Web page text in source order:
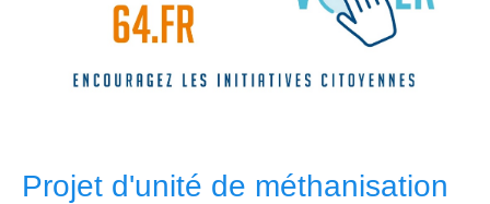
Projet d'unité de méthanisation